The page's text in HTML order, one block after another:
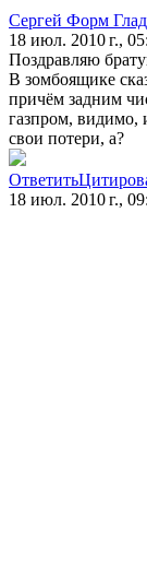
Сергей Форм
18 июл. 2010 г.,
Поздравляю
В зомбоящике
причём задним
газпром, видимо,
свои потери, а?
Ответить
18 июл. 2010 г.,